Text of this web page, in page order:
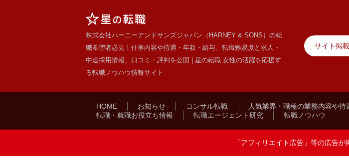
株式会社ハーニーアンドサンズジャパン（HARNEY & SONS）の転
職希望者必見！仕事内容や待遇・年収・給与、転職難易度と求人・
中途採用情報、口コミ・評判を公開 | 星の転職 女性の活躍を応援す
る転職ノウハウ情報サイト
サイト掲
HOME お知らせ コンサル転職 人気業界・職種の業務内容や待
転職・就職お役立ち情報
転職エージェント研究 転職ノウハウ
「アフィリエイト広告」等の広告